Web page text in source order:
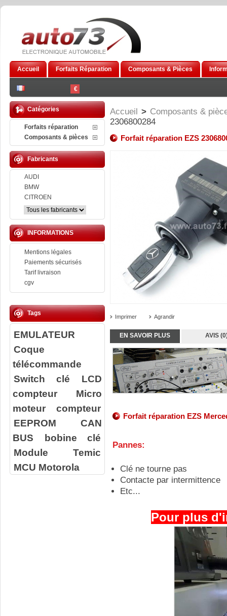
€
Accueil Forfaits Réparation Composants & Pièces
Catégories
Forfaits réparation
Composants & pièces
Fabricants
AUDI
BMW
CITROEN
INFORMATIONS
Mentions légales
Paiements sécurisés
Tarif livraison
cgv
Tags
EMULATEUR
Coque
télécommande
Switch clé
LCD
compteur
Micro
moteur compteur
EEPROM
CAN
BUS
bobine clé
Module Temic
MCU Motorola
Accueil > Composants &
2306800284
Forfait réparation EZS
Imprimer Agrandir
EN SAVOIR PLUS AVIS
Forfait réparation EZS
Pannes:
Clé ne tourne pas
Contacte par intermittence
Etc...
Pour plus